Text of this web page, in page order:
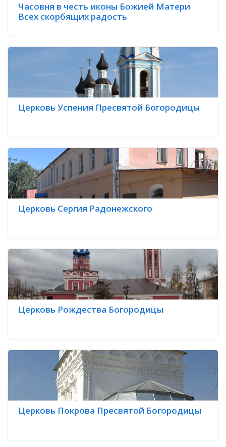
Часовня в честь иконы Божией Матери
Всех скорбящих радость
Церковь Успения Пресвятой Богородицы
Церковь Сергия Радонежского
Церковь Рождества Богородицы
Церковь Покрова Пресвятой Богородицы